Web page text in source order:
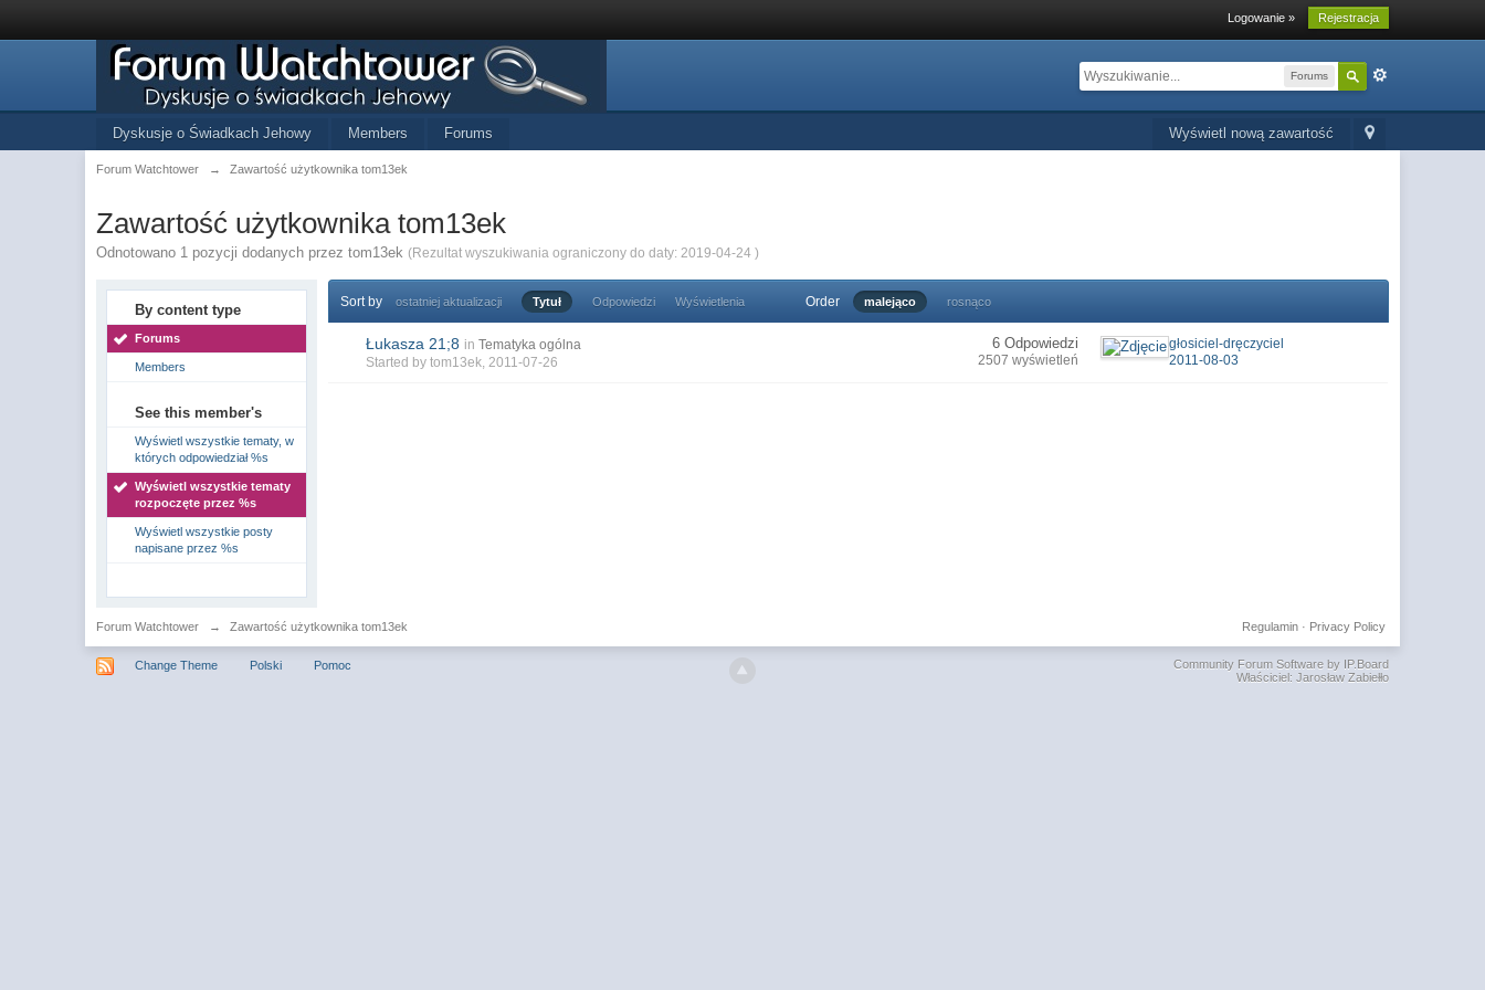
Logowanie » Rejestracja
Forums
Wyświetl nową zawartość
Dyskusje o Świadkach Jehowy Members Forums
Forum Watchtower → Zawartość użytkownika tom13ek
Zawartość użytkownika tom13ek
Odnotowano 1 pozycji dodanych przez tom13ek (Rezultat wyszukiwania ograniczony do daty: 2019-04-24 )
By content type
Forums
Members
See this member's
Wyświetl wszystkie tematy, w
których odpowiedział %s
Wyświetl wszystkie tematy
rozpoczęte przez %s
Wyświetl wszystkie posty
napisane przez %s
Sort by ostatniej aktualizacji Tytuł Odpowiedzi Wyświetlenia Order malejąco rosnąco
Łukasza 21;8 in Tematyka ogólna
Started bytom13ek, 2011-07-26
6 Odpowiedzi
2507 wyświetleń
głosiciel-dręczyciel
2011-08-03
Forum Watchtower → Zawartość użytkownika tom13ek Privacy Policy
Regulamin·
Change Theme Polski Pomoc
Community Forum Software by IP.Board
Właściciel: Jarosław Zabiełło